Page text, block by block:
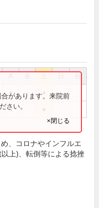
祝
●
●
があります。来院前
さい。
×閉じる
、コロナやインフルエ
上)、転倒等による捻挫